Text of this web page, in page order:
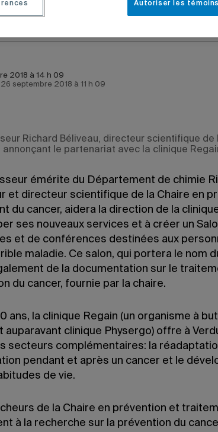
2018 à 14 h 09
septembre 2018 à 11 h 09
Richard Béliveau, directeur scientifique de
annonçant le partenariat avec la clinique
émérite du Département de chimie
et directeur scientifique de la Chaire en
du cancer, aidera la direction de la
ses nouveaux services et à créer un
et de conférences destinées aux
maladie. Ce salon, qui portera le nom
de la documentation sur le
du cancer, fournie par la chaire.
ans, la clinique Regain (un organisme à
auparavant clinique Physergo) offre à
secteurs complémentaires: la
pendant et après un cancer et le
de vie.
de la Chaire en prévention et
à la recherche sur la prévention du
Autoriser les témoins